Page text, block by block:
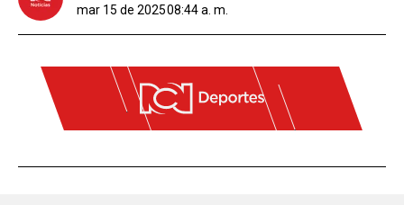
mar 15 de 202508:44 a. m.